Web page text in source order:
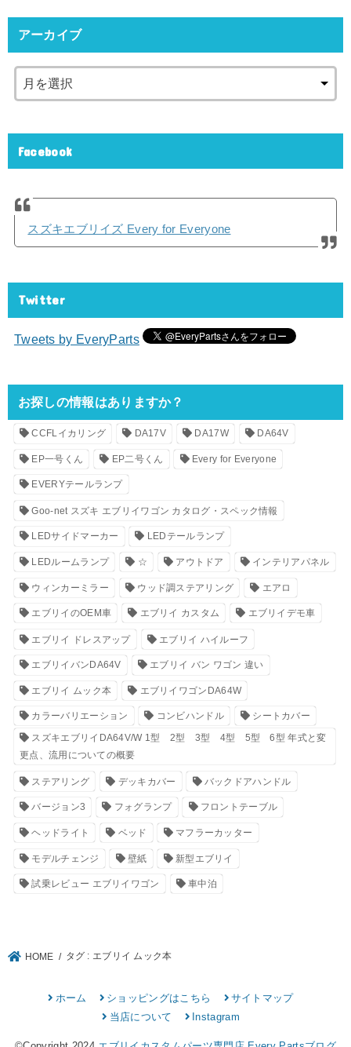
アーカイブ
Facebook
スズキエブリイズ Every for Everyone
Twitter
Tweets by EveryParts
お探しの情報はありますか？
CCFLイカリング DA17V DA17W DA64V
EP一号くん EP二号くん Every for Everyone
EVERYテールランプ
Goo-net スズキ エブリイワゴン カタログ・スペック情報
LEDサイドマーカー LEDテールランプ
LEDルームランプ ☆ アウトドア インテリアパネル
ウィンカーミラー ウッド調ステアリング エアロ
エブリイのOEM車 エブリイ カスタム エブリイデモ車
エブリイ ドレスアップ エブリイ ハイルーフ
エブリイバンDA64V エブリイ バン ワゴン 違い
エブリイ ムック本 エブリイワゴンDA64W
カラーバリエーション コンビハンドル
シートカバー
スズキエブリイDA64V/W 1型 2型 3型 4型 5型 6型 年式と変
更点、流用についての概要
ステアリング デッキカバー バックドアハンドル
バージョン3 フォグランプ フロントテーブル
ヘッドライト ベッド マフラーカッター
モデルチェンジ 壁紙 新型エブリイ
試乗レビュー エブリイワゴン 車中泊
HOME タグ : エブリイ ムック本
ホーム ショッピングはこちら
サイトマップ
当店について
Instagram